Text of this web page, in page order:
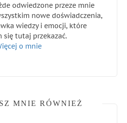
odwiedzone przeze mnie
nowe doświadczenia,
wiedzy i emocji, które
się tutaj przekazać.
o mnie
MNIE RÓWNIEŻ